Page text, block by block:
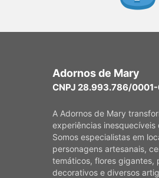
Adornos de Mary
CNPJ 28.993.786/
A Adornos de Mary
experiências inesquecíveis
Somos especialistas em
personagens artesanais,
temáticos, flores gigantes,
decorativos e diversos